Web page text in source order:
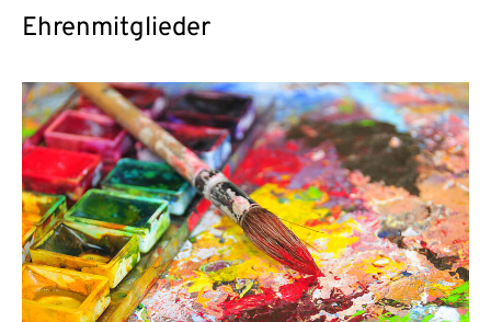
Ehrenmitglieder